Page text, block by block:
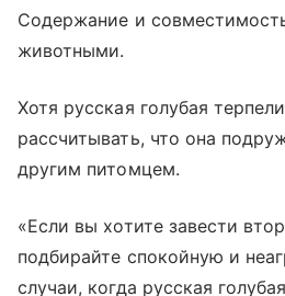
Содержание и
животными.
Хотя русская голубая
рассчитывать, что она
другим питомцем.
«Если вы хотите завести
подбирайте спокойную и
случаи, когда русская